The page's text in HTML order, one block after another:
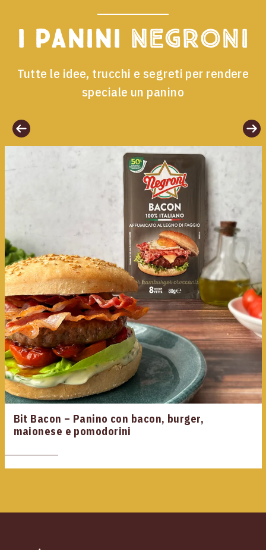
I panini Negroni
Tutte le idee, trucchi e segreti per rendere
speciale un panino
Bit Bacon – Panino con bacon, burger,
maionese e pomodorini